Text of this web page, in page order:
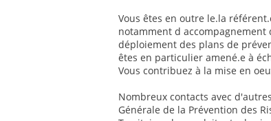
Vous êtes en outre le.la
notamment d
déploiement des plans de
êtes en particulier amené.e à
Vous contribuez à la mise en
Nombreux contacts avec
Générale de la Prévention des